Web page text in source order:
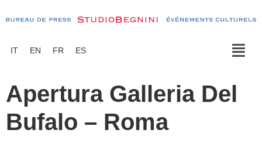
IT EN FR ES
Apertura Galleria Del
Bufalo – Roma